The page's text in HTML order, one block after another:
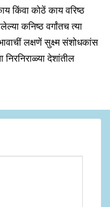
किंवा कोठें काय वरिष्ठ
कनिष्ठ वर्गांतच त्या
लक्षणें सुक्ष्म संशोधकांस
देशांतील